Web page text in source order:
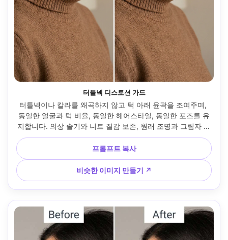
터틀넥 디스토션 가드
터틀넥이나 칼라를 왜곡하지 않고 턱 아래 윤곽을 조여주며,
동일한 얼굴과 턱 비율, 동일한 헤어스타일, 동일한 포즈를 유
지합니다. 의상 솔기와 니트 질감 보존, 원래 조명과 그림자 방
향 보존 --ar 4:5
프롬프트 복사
비슷한 이미지 만들기 ↗